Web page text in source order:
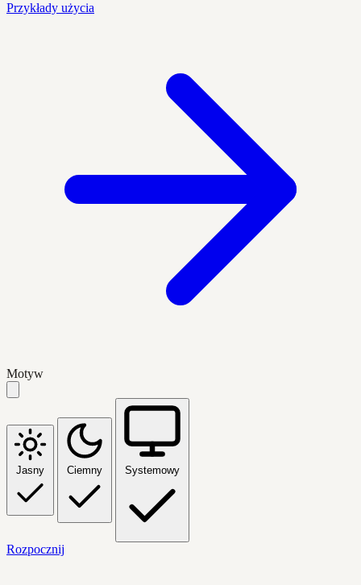
Przykłady użycia
Motyw
Jasny Ciemny Systemowy
Rozpocznij